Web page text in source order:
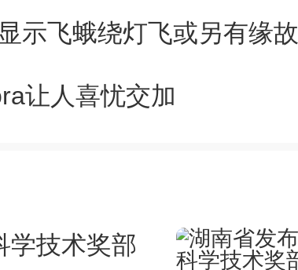
示飞蛾绕灯飞或另有缘故
让人喜忧交加
学技术奖部